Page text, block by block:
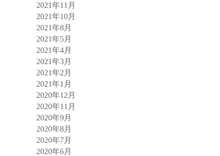
2021年11月
2021年10月
2021年8月
2021年5月
2021年4月
2021年3月
2021年2月
2021年1月
2020年12月
2020年11月
2020年9月
2020年8月
2020年7月
2020年6月